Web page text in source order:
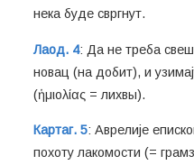
нека буде свргнут.
Лаод. 4: Да не треба
новац (на добит), и
(ἡμιολίας = лихвы).
Картаг. 5: Аврелије
похоту лакомости (=